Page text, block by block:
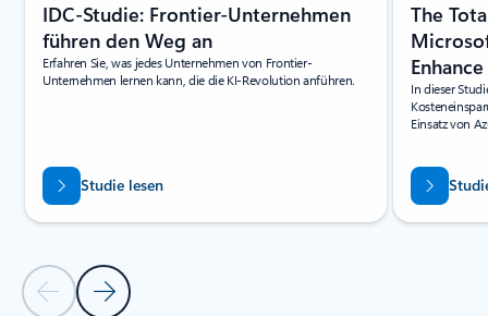
Vorherige FolieNächste Folie
IDC-Studie: Frontier-Unternehmen
führen den Weg an
Erfahren Sie, was jedes Unternehmen von Frontier-
Unternehmen lernen kann, die die KI-Revolution anführen.
Studie lesen
The
In dieser
Einsatz von